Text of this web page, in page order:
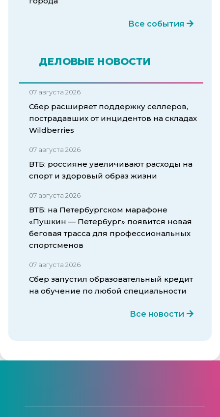
Все события
ДЕЛОВЫЕ НОВОСТИ
07 августа 2026
Сбер расширяет поддержку селлеров,
пострадавших от инцидентов на складах
Wildberries
07 августа 2026
ВТБ: россияне увеличивают расходы на
спорт и здоровый образ жизни
07 августа 2026
ВТБ: на Петербургском марафоне
«Пушкин — Петербург» появится новая
беговая трасса для профессиональных
спортсменов
07 августа 2026
Сбер запустил образовательный кредит
на обучение по любой специальности
Все новости